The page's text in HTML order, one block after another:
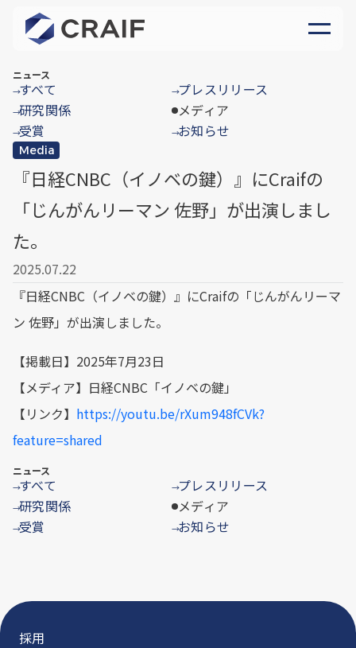
ニュース
→すべて →プレスリリース
→研究関係 メディア
→受賞 →お知らせ
Media
『日経CNBC（イノベの鍵）』にCraifの
「じんがんリーマン 佐野」が出演しまし
た。
2025.07.22
『日経CNBC（イノベの鍵）』にCraifの「じんがんリーマ
ン 佐野」が出演しました。
【掲載日】2025年7月23日
【メディア】日経CNBC「イノベの鍵」
【リンク】 https://youtu.be/rXum948fCVk?
feature=shared
ニュース
→すべて →プレスリリース
→研究関係 メディア
→受賞 →お知らせ
採用